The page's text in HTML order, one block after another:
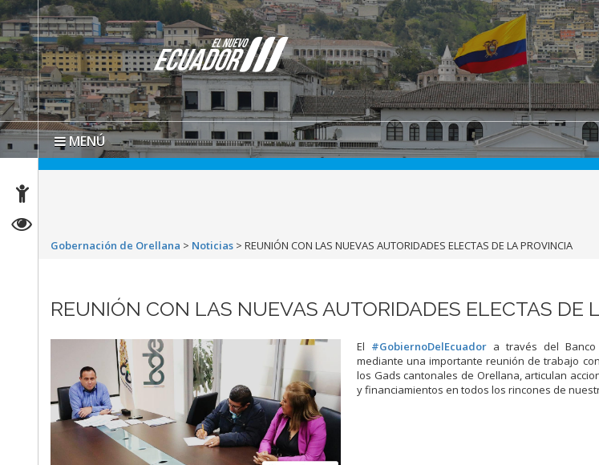
MENÚ
Gobernación de Orellana > Noticias >REUNIÓN CON LAS NUEVAS AUTORIDADES ELECTAS DE LA PROVINCIA
REUNIÓN CON LAS NUEVAS AUTORIDADES ELECTAS DE
El #GobiernoDelEcuadora través del Banco
mediante una importante reunión de trabajo
los Gads cantonales de Orellana, articulan
y financiamientos en todos los rincones de